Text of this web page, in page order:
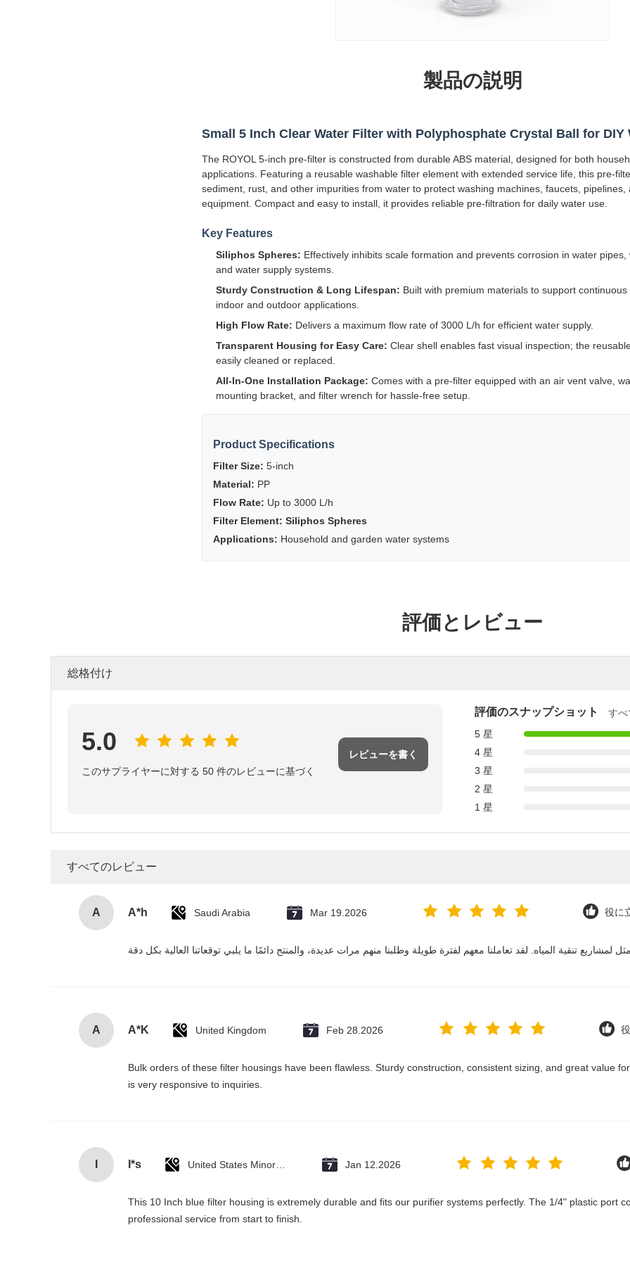
製品の説明
Small 5 Inch Clear Water Filter with Polyphosphate Crystal Ball for DIY
The ROYOL 5-inch pre-filter is constructed from durable ABS material, designed for both
applications. Featuring a reusable washable filter element with extended service life, this pre-
sediment, rust, and other impurities from water to protect washing machines, faucets, pipelines,
equipment. Compact and easy to install, it provides reliable pre-filtration for daily water use.
Key Features
Siliphos Spheres: Effectively inhibits scale formation and prevents corrosion in water
and water supply systems.
Sturdy Construction & Long Lifespan: Built with premium materials to support
indoor and outdoor applications.
High Flow Rate: Delivers a maximum flow rate of 3000 L/h for efficient water supply.
Transparent Housing for Easy Care: Clear shell enables fast visual inspection; the
easily cleaned or replaced.
All-In-One Installation Package: Comes with a pre-filter equipped with an air vent valve,
mounting bracket, and filter wrench for hassle-free setup.
Product Specifications
Filter Size: 5-inch
Material: PP
Flow Rate: Up to 3000 L/h
Filter Element: Siliphos Spheres
Applications: Household and garden water systems
評価とレビュー
総格付け
5.0
このサプライヤーに対する 50 件のレビューに基づく
レビューを書く
評価のスナップショット
すべ
5 星
4 星
3 星
2 星
1 星
すべてのレビュー
A A*h Saudi Arabia Mar 19.2026 役に
A A*K United Kingdom Feb 28.2026
Bulk orders of these filter housings have been flawless. Sturdy construction, consistent sizing, and great value
is very responsive to inquiries.
I*s Jan 12.2026
This 10 Inch blue filter housing is extremely durable and fits our purifier systems perfectly. The 1/4" plastic port
professional service from start to finish.